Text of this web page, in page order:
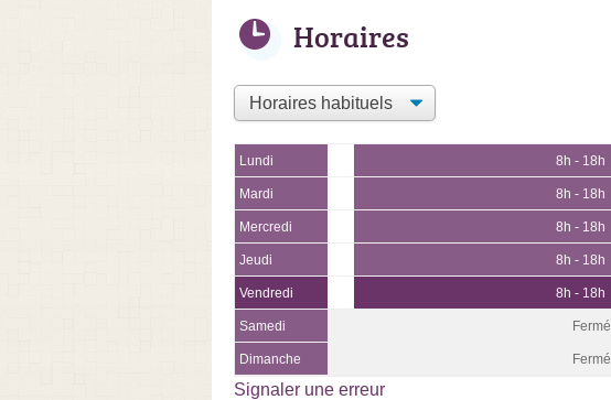
Horaires
Lundi 8h - 18h
Mardi 8h - 18h
Mercredi 8h - 18h
Jeudi 8h - 18h
Vendredi 8h - 18h
Samedi Fermé
Dimanche Fermé
Signaler une erreur